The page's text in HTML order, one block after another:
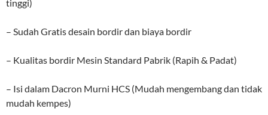
tinggi)
– Sudah Gratis desain bordir dan biaya bordir
– Kualitas bordir Mesin Standard Pabrik (Rapih & Padat)
– Isi dalam Dacron Murni HCS (Mudah mengembang dan tidak
mudah kempes)